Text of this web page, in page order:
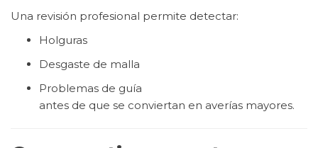
Una revisión profesional permite detectar:
Holguras
Desgaste de malla
Problemas de guía
antes de que se conviertan en averías mayores.